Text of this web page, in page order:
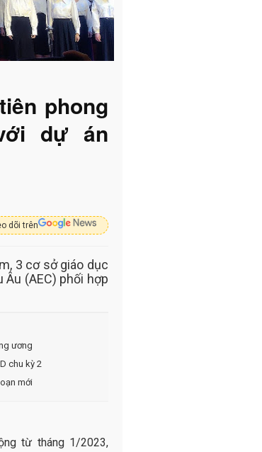
phong
dự án
dõi trên
3 cơ sở giáo dục
(AEC) phối hợp
ương
chu kỳ 2
mới
từ tháng 1/2023,